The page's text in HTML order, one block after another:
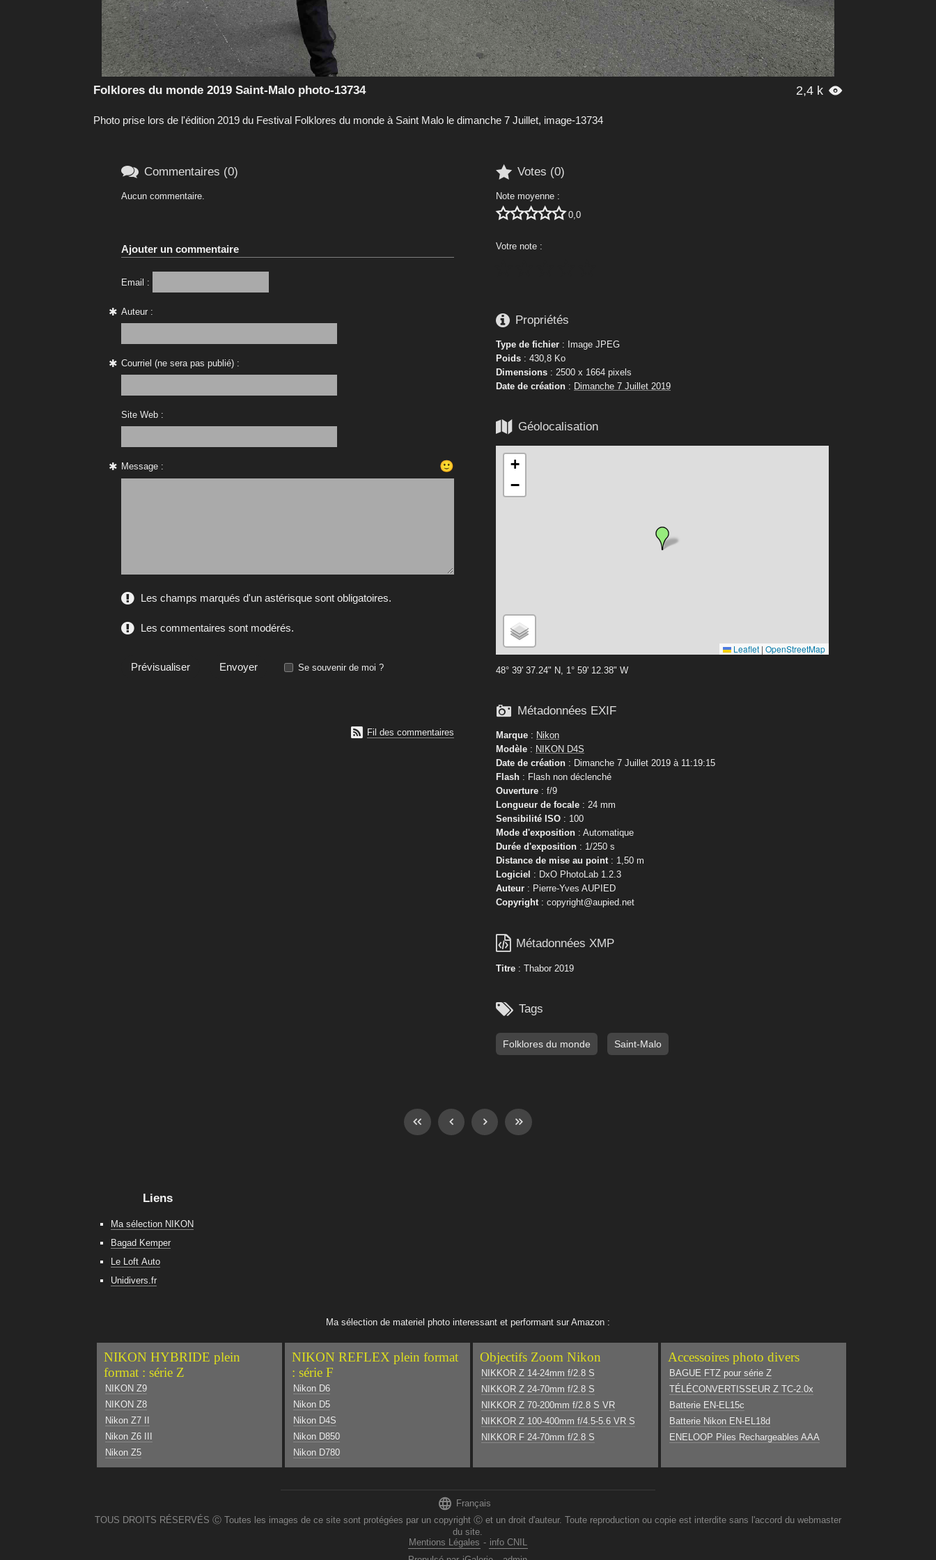
2,4 k 
Folklores du monde 2019 Saint-Malo photo-13734
Photo prise lors de l'édition 2019 du Festival Folklores du monde à Saint Malo le dimanche 7 Juillet, image-13734
 Votes (0)
Note moyenne :
 0,0
Votre note :
 Propriétés
Type de fichier : Image JPEG
Poids : 430,8 Ko
Dimensions : 2500 x 1664 pixels
Date de création : Dimanche 7 Juillet 2019
 Géolocalisation
+
−
Leaflet | OpenStreetMap
48° 39' 37.24" N, 1° 59' 12.38" W
 Métadonnées EXIF
Marque : Nikon
Modèle : NIKON D4S
Date de création : Dimanche 7 Juillet 2019 à 11:19:15
Flash : Flash non déclenché
Ouverture : f/9
Longueur de focale : 24 mm
Sensibilité ISO : 100
Mode d'exposition : Automatique
Durée d'exposition : 1/250 s
Distance de mise au point : 1,50 m
Logiciel : DxO PhotoLab 1.2.3
Auteur : Pierre-Yves AUPIED
Copyright : copyright@aupied.net
 Métadonnées XMP
Titre : Thabor 2019
 Tags
Folklores du monde Saint-Malo
 Commentaires (0)
Aucun commentaire.
Ajouter un commentaire
Email :
Auteur :
Courriel (ne sera pas publié) :
Site Web :
Message : 🙂
Les champs marqués d'un astérisque sont obligatoires.
Les commentaires sont modérés.
Se souvenir de moi ?
 Fil des commentaires
Liens
Ma sélection NIKON
Bagad Kemper
Le Loft Auto
Unidivers.fr
Ma sélection de materiel photo interessant et performant sur Amazon :
NIKON HYBRIDE plein
format : série Z
NIKON Z9
NIKON Z8
Nikon Z7 II
Nikon Z6 III
Nikon Z5
NIKON REFLEX plein format
: série F
Nikon D6
Nikon D5
Nikon D4S
Nikon D850
Nikon D780
Objectifs Zoom Nikon
NIKKOR Z 14-24mm f/2.8 S
NIKKOR Z 24-70mm f/2.8 S
NIKKOR Z 70-200mm f/2.8 S VR
NIKKOR Z 100-400mm f/4.5-5.6 VR S
NIKKOR F 24-70mm f/2.8 S
Accessoires photo divers
BAGUE FTZ pour série Z
TÉLÉCONVERTISSEUR Z TC-2.0x
Batterie EN-EL15c
Batterie Nikon EN-EL18d
ENELOOP Piles Rechargeables AAA
 Français
TOUS DROITS RÉSERVÉS Ⓒ Toutes les images de ce site sont protégées par un copyright Ⓒ et un droit d'auteur. Toute reproduction ou copie est interdite sans l'accord du webmaster
du site.
Mentions Légales - info CNIL